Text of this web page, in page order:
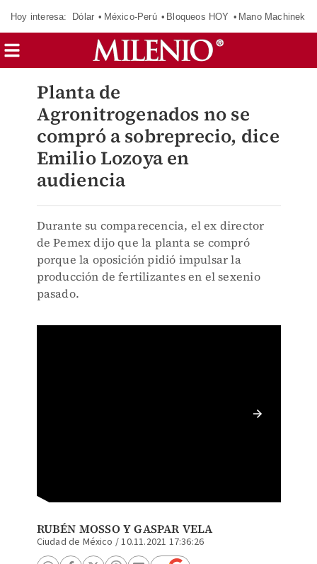
Hoy interesa: Dólar México-Perú Bloqueos HOY Mano Machinek
Planta de
Agronitrogenados no se
compró a sobreprecio, dice
Emilio Lozoya en
audiencia
Durante su comparecencia, el ex director
de Pemex dijo que la planta se compró
porque la oposición pidió impulsar la
producción de fertilizantes en el sexenio
pasado.
RUBÉN MOSSOYGASPAR VELA
Ciudad de México /10.11.2021 17:36:26